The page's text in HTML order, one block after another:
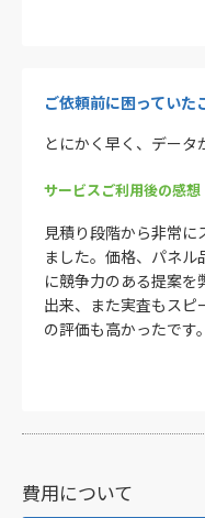
ご依頼前に困っていた
とにかく早く、データ
サービスご利用後の感想
見積り段階から非常に
ました。価格、パネ
に競争力のある提案
出来、また実査もスピ
の評価も高かったです。
費用について